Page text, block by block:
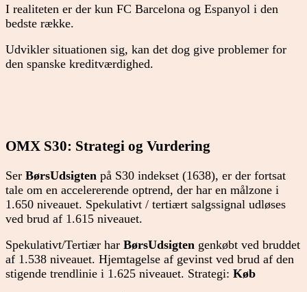
I realiteten er der kun FC Barcelona og Espanyol i den
bedste række.
Udvikler situationen sig, kan det dog give problemer for
den spanske kreditværdighed.
OMX S30: Strategi og Vurdering
Ser BørsUdsigten på S30 indekset (1638), er der fortsat
tale om en accelererende optrend, der har en målzone i
1.650 niveauet. Spekulativt / tertiært salgssignal udløses
ved brud af 1.615 niveauet.
Spekulativt/Tertiær har BørsUdsigten genkøbt ved bruddet
af 1.538 niveauet. Hjemtagelse af gevinst ved brud af den
stigende trendlinie i 1.625 niveauet. Strategi: Køb